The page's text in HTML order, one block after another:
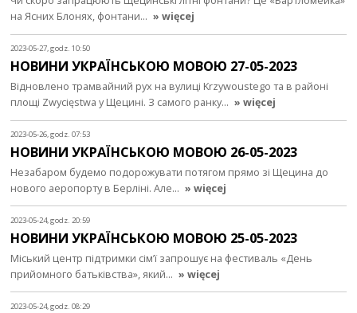
на Ясних Блонях, фонтани… » więcej
2023-05-27, godz. 10:50
НОВИНИ УКРАЇНСЬКОЮ МОВОЮ 27-05-2023
Відновлено трамвайний рух на вулиці Krzywoustego та в районі
площі Zwycięstwa у Щецині. З самого ранку… » więcej
2023-05-26, godz. 07:53
НОВИНИ УКРАЇНСЬКОЮ МОВОЮ 26-05-2023
Незабаром будемо подорожувати потягом прямо зі Щецина до
нового аеропорту в Берліні. Але… » więcej
2023-05-24, godz. 20:59
НОВИНИ УКРАЇНСЬКОЮ МОВОЮ 25-05-2023
Міський центр підтримки сім’ї запрошує на фестиваль «День
прийомного батьківства», який… » więcej
2023-05-24, godz. 08:29